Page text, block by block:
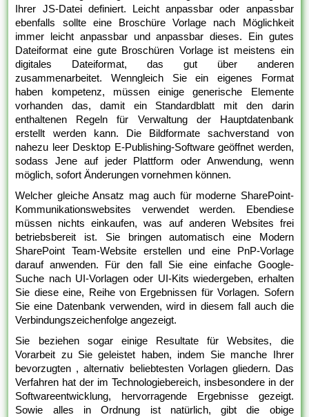
Ihrer JS-Datei definiert. Leicht anpassbar oder anpassbar
ebenfalls sollte eine Broschüre Vorlage nach Möglichkeit
immer leicht anpassbar und anpassbar dieses. Ein gutes
Dateiformat eine gute Broschüren Vorlage ist meistens ein
digitales Dateiformat, das gut über anderen
zusammenarbeitet. Wenngleich Sie ein eigenes Format
haben kompetenz, müssen einige generische Elemente
vorhanden das, damit ein Standardblatt mit den darin
enthaltenen Regeln für Verwaltung der Hauptdatenbank
erstellt werden kann. Die Bildformate sachverstand von
nahezu leer Desktop E-Publishing-Software geöffnet werden,
sodass Jene auf jeder Plattform oder Anwendung, wenn
möglich, sofort Änderungen vornehmen können.
Welcher gleiche Ansatz mag auch für moderne SharePoint-
Kommunikationswebsites verwendet werden. Ebendiese
müssen nichts einkaufen, was auf anderen Websites frei
betriebsbereit ist. Sie bringen automatisch eine Modern
SharePoint Team-Website erstellen und eine PnP-Vorlage
darauf anwenden. Für den fall Sie eine einfache Google-
Suche nach UI-Vorlagen oder UI-Kits wiedergeben, erhalten
Sie diese eine, Reihe von Ergebnissen für Vorlagen. Sofern
Sie eine Datenbank verwenden, wird in diesem fall auch die
Verbindungszeichenfolge angezeigt.
Sie beziehen sogar einige Resultate für Websites, die
Vorarbeit zu Sie geleistet haben, indem Sie manche Ihrer
bevorzugten , alternativ beliebtesten Vorlagen gliedern. Das
Verfahren hat der im Technologiebereich, insbesondere in der
Softwareentwicklung, hervorragende Ergebnisse gezeigt.
Sowie alles in Ordnung ist natürlich, gibt die obige